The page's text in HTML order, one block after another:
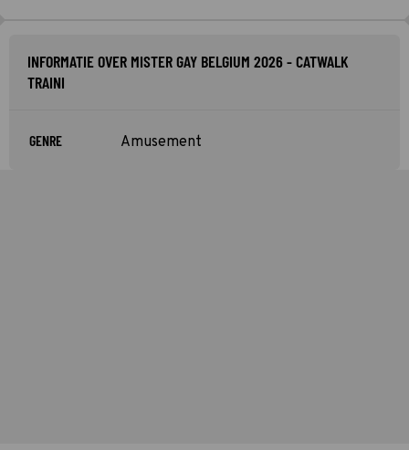
INFORMATIE OVER MISTER GAY BELGIUM 2026 - CATWALK
TRAINI
GENRE Amusement